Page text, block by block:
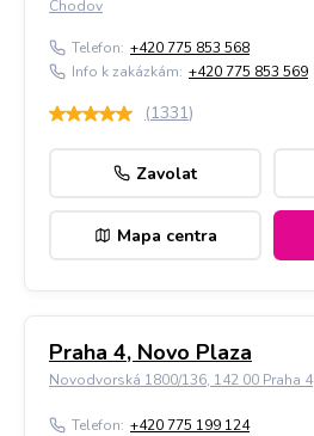
Chodov
Telefon: +420 775 853 568
Info k zakázkám: +420 775 853 569
(1331)
Zavolat
Mapa centra
Praha 4, Novo Plaza
Novodvorská 1800/136, 142 00 Praha 4
Telefon: +420 775 199 124